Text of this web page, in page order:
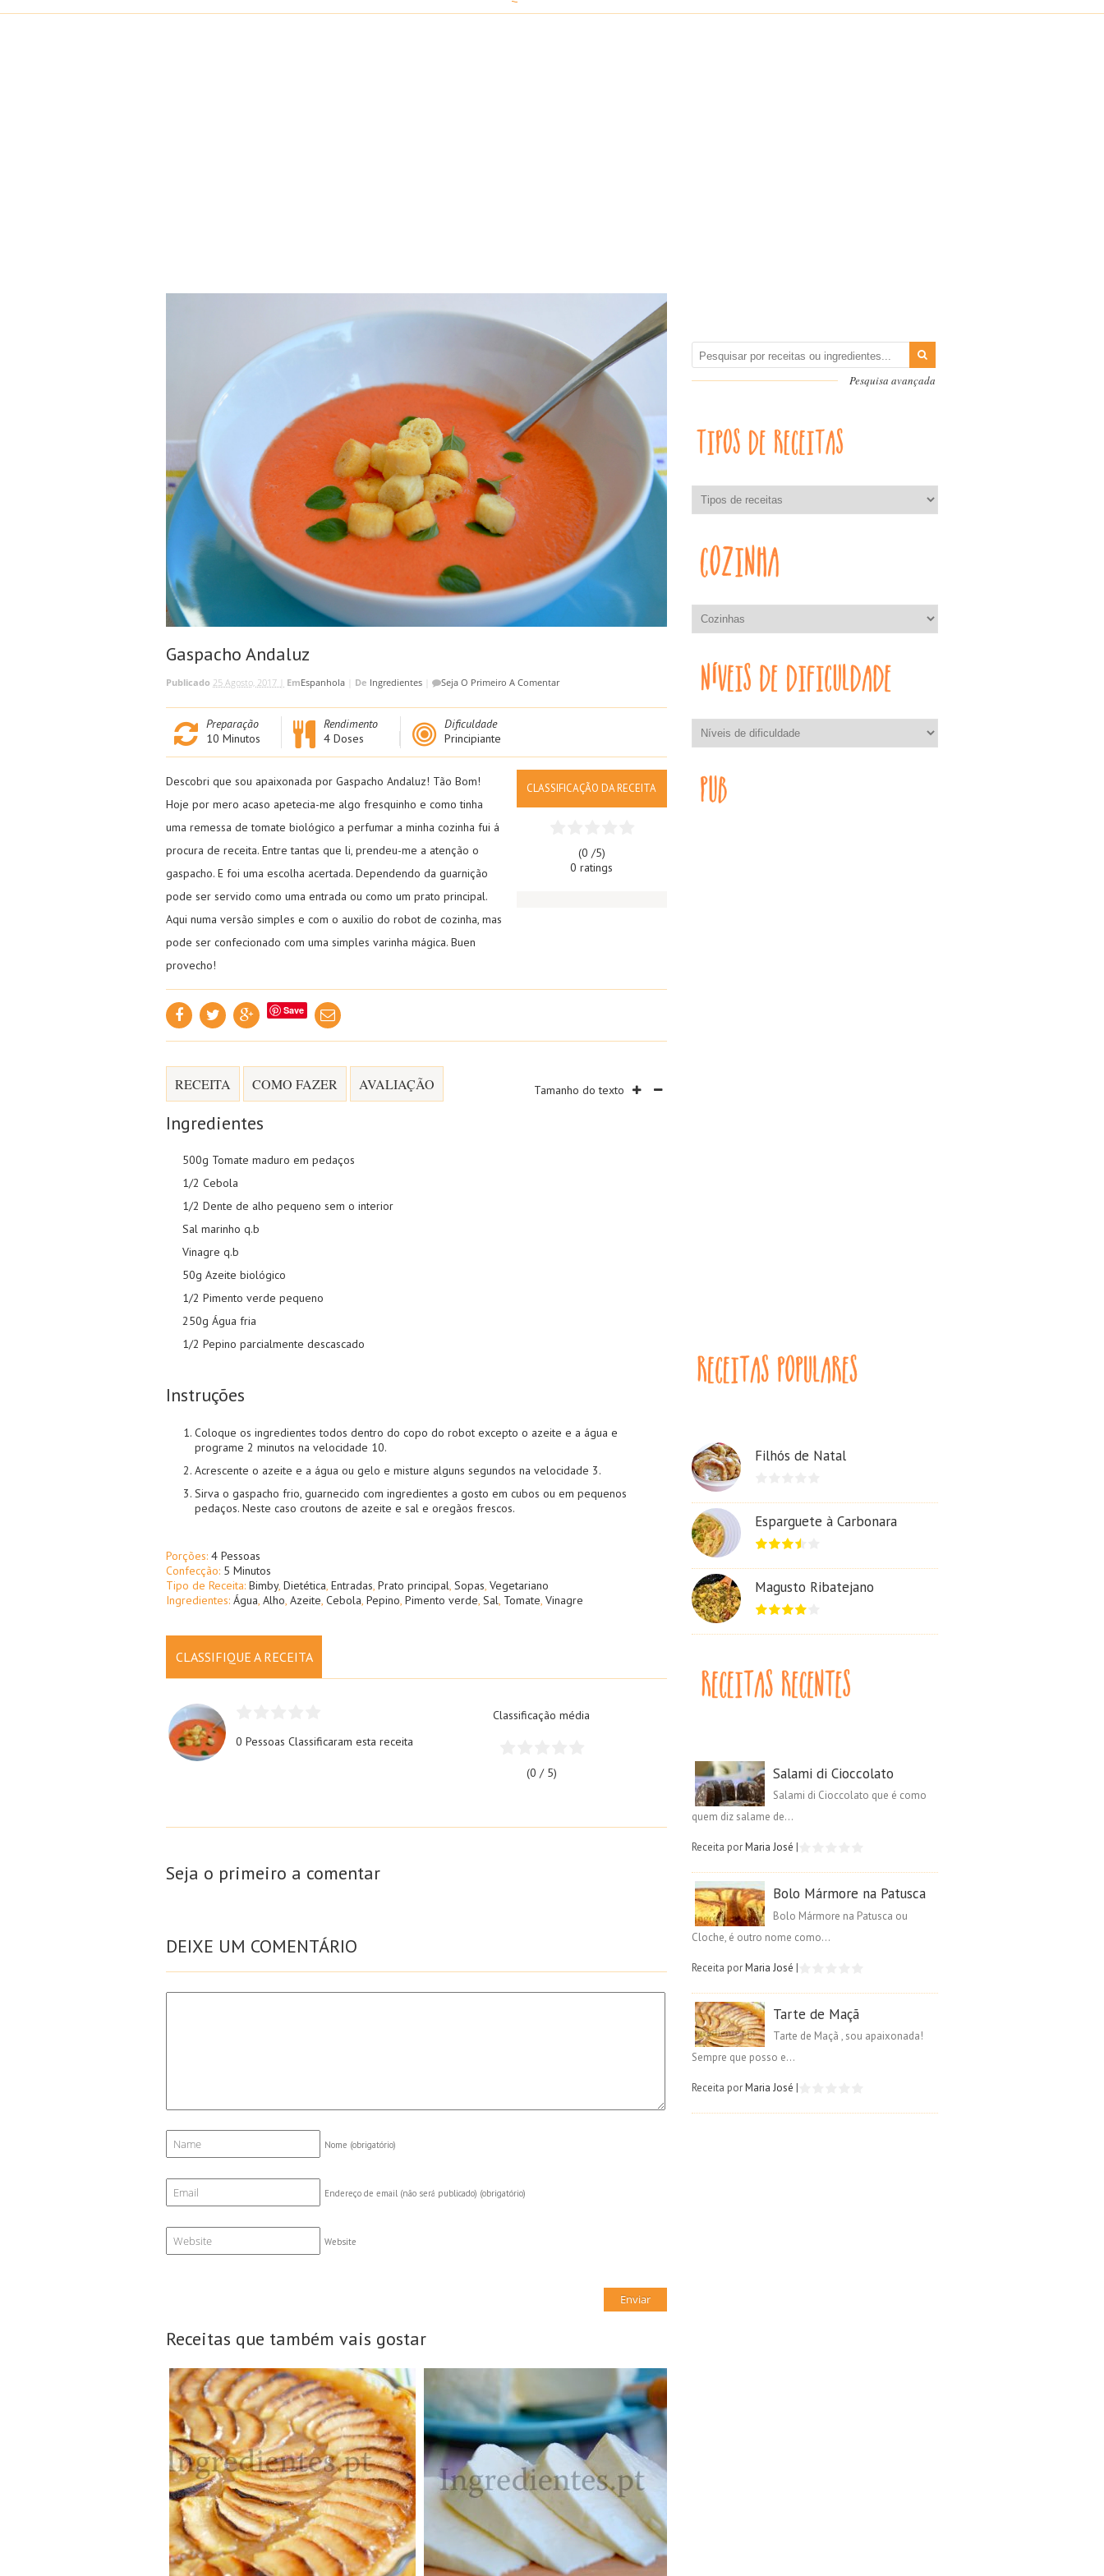
Gaspacho Andaluz
Publicado 25 Agosto, 2017 | EmEspanhola De Ingredientes Seja O Primeiro A Comentar
Preparação
10 Minutos
Rendimento
4 Doses
Dificuldade
Principiante
Descobri que sou apaixonada por Gaspacho Andaluz! Tão Bom!
Hoje por mero acaso apetecia-me algo fresquinho e como tinha
uma remessa de tomate biológico a perfumar a minha cozinha fui á
procura de receita. Entre tantas que li, prendeu-me a atenção o
gaspacho. E foi uma escolha acertada. Dependendo da guarnição
pode ser servido como uma entrada ou como um prato principal.
Aqui numa versão simples e com o auxilio do robot de cozinha, mas
pode ser confecionado com uma simples varinha mágica. Buen
provecho!
CLASSIFICAÇÃO DA RECEITA
(0 /5)
0 ratings
Save
RECEITA COMO FAZER AVALIAÇÃO Tamanho do texto
Ingredientes
500g Tomate maduro em pedaços
1/2 Cebola
1/2 Dente de alho pequeno sem o interior
Sal marinho q.b
Vinagre q.b
50g Azeite biológico
1/2 Pimento verde pequeno
250g Água fria
1/2 Pepino parcialmente descascado
Instruções
Coloque os ingredientes todos dentro do copo do robot excepto o azeite e a água e
programe 2 minutos na velocidade 10.
Acrescente o azeite e a água ou gelo e misture alguns segundos na velocidade 3.
Sirva o gaspacho frio, guarnecido com ingredientes a gosto em cubos ou em pequenos
pedaços. Neste caso croutons de azeite e sal e oregãos frescos.
Porções: 4 Pessoas
Confecção: 5 Minutos
Tipo de Receita: Bimby, Dietética Entradas Prato principal Sopas Vegetariano
Ingredientes: Água Alho Azeite Cebola Pepino Pimento verde Sal Tomate Vinagre
CLASSIFIQUE A RECEITA
0 PessoasClassificaram esta receita
Classificação média
(0 / 5)
Seja o primeiro a comentar
DEIXE UM COMENTÁRIO
Nome (obrigatório)
Endereço de email (não será publicado) (obrigatório)
Website
Receitas que também vais gostar
8 Doses
8 Pessoas
45Min
1 Queijo grande, 1kg
N/A
Pesquisa avançada
Filhós de Natal
Esparguete à Carbonara
Magusto Ribatejano
Salami di Cioccolato
Salami di Cioccolato que é como
quem diz salame de...
Receita porMaria José |
Bolo Mármore na Patusca
Bolo Mármore na Patusca ou
Cloche, é outro nome como...
Receita porMaria José |
Tarte de Maçã
Tarte de Maçã , sou apaixonada!
Sempre que posso e...
Receita porMaria José |